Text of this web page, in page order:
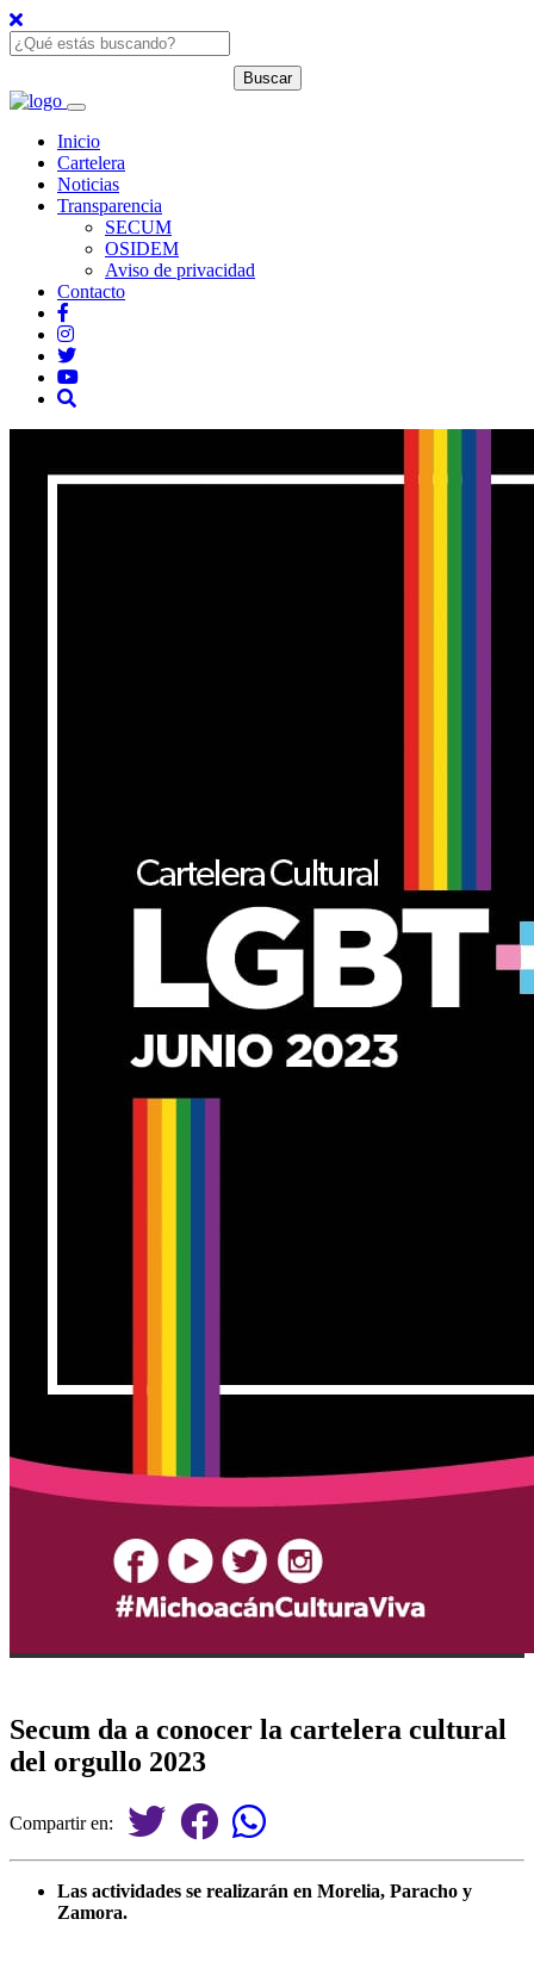
Inicio
Cartelera
Noticias
Transparencia
SECUM
OSIDEM
Aviso de privacidad
Contacto
Secum da a conocer la cartelera cultural
del orgullo 2023
Compartir en:
Las actividades se realizarán en Morelia, Paracho y
Zamora.